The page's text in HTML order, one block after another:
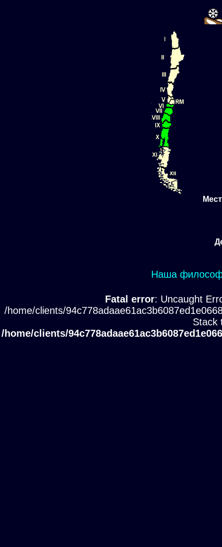
Наша
Fatal error: Uncaught
/home/clients/
Stack
/home/clients/